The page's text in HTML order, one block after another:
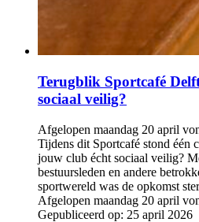
Terugblik Sportcafé
sociaal veilig?
Afgelopen maandag 20 april
Tijdens dit Sportcafé stond één
jouw club écht sociaal veilig?
bestuursleden en andere
sportwereld was de opkomst
Afgelopen maandag 20 april
Gepubliceerd op: 25 april 2026